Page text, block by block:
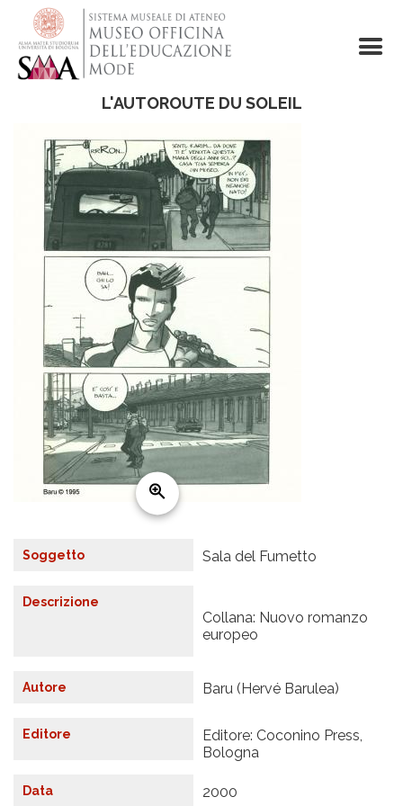
contenuto
principale
L'AUTOROUTE DU SOLEIL
Soggetto Sala del Fumetto
Descrizione
Collana: Nuovo romanzo
europeo
Autore Baru (Hervé Barulea)
Editore
Editore: Coconino Press,
Bologna
Data 2000